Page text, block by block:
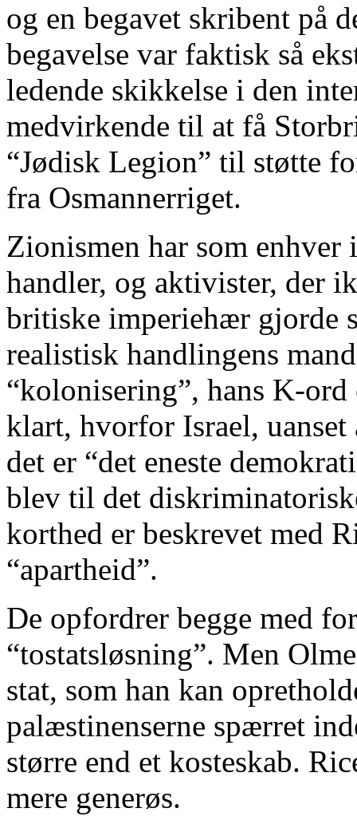
og en begavet skribent på
begavelse var faktisk så
ledende skikkelse i den
medvirkende til at få
“Jødisk Legion” til støtte
fra Osmannerriget.
Zionismen har som
handler, og aktivister, der
britiske imperiehær gjorde
realistisk handlingens
“kolonisering”, hans K-
klart, hvorfor Israel, uanset
det er “det eneste
blev til det
korthed er beskrevet med
“apartheid”.
De opfordrer begge med
“tostatsløsning”. Men
stat, som han kan
palæstinenserne spærret
større end et kosteskab.
mere generøs.